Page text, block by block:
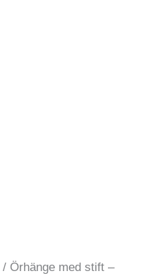
/ Örhänge med stift –